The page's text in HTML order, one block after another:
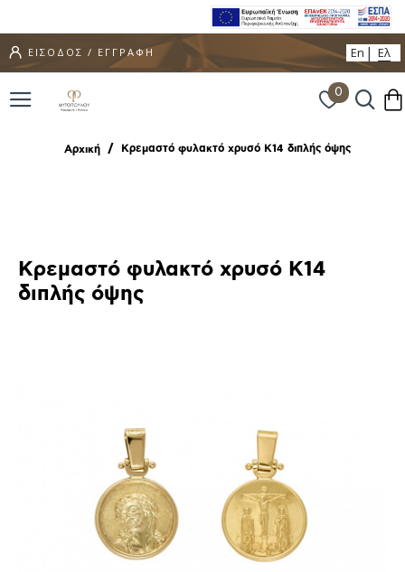
ΕΙΣΟΔΟΣ / ΕΓΓΡΑΦΗ En Ελ
0
Αρχική Κρεμαστό φυλακτό χρυσό Κ14 διπλής όψης
Κρεμαστό φυλακτό χρυσό Κ14
διπλής όψης